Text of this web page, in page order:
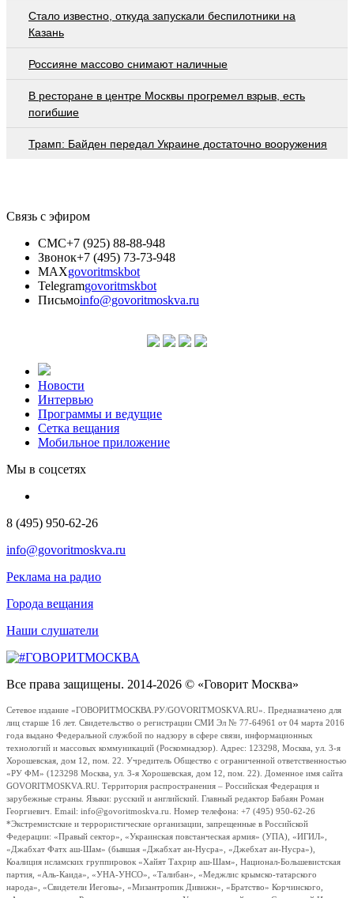
Стало известно, откуда запускали беспилотники на
Казань
Россияне массово снимают наличные
В ресторане в центре Москвы прогремел взрыв, есть
погибшие
Трамп: Байден передал Украине достаточно вооружения
Связь с эфиром
СМС+7 (925) 88-88-948
Звонок+7 (495) 73-73-948
MAXgovoritmskbot
Telegramgovoritmskbot
Письмоinfo@govoritmoskva.ru
Новости
Интервью
Программы и ведущие
Сетка вещания
Мобильное приложение
Мы в соцсетях
8 (495) 950-62-26
info@govoritmoskva.ru
Реклама на радио
Города вещания
Наши слушатели
Все права защищены. 2014-2026 © «Говорит Москва»
Сетевое издание «ГОВОРИТМОСКВА.РУ/GOVORITMOSKVA.RU». Предназначено для
лиц старше 16 лет. Свидетельство о регистрации СМИ Эл № 77-64961 от 04 марта 2016
года выдано Федеральной службой по надзору в сфере связи, информационных
технологий и массовых коммуникаций (Роскомнадзор). Адрес: 123298, Москва, ул. 3-я
Хорошевская, дом 12, пом. 22. Учредитель Общество с ограниченной ответственностью
«РУ ФМ» (123298 Москва, ул. 3-я Хорошевская, дом 12, пом. 22). Доменное имя сайта
GOVORITMOSKVA.RU. Территория распространения – Российская Федерация и
зарубежные страны. Языки: русский и английский. Главный редактор Бабаян Роман
Георгиевич. Email: info@govoritmoskva.ru. Номер телефона: +7 (495) 950-62-26
*Экстремистские и террористические организации, запрещенные в Российской
Федерации: «Правый сектор», «Украинская повстанческая армия» (УПА), «ИГИЛ»,
«Джабхат Фатх аш-Шам» (бывшая «Джабхат ан-Нусра», «Джебхат ан-Нусра»),
Коалиция исламских группировок «Хайят Тахрир аш-Шам», Национал-Большевистская
партия, «Аль-Каида», «УНА-УНСО», «Талибан», «Меджлис крымско-татарского
народа», «Свидетели Иеговы», «Мизантропик Дивижн», «Братство» Корчинского,